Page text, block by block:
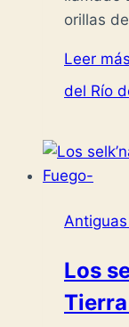
orillas
Leer más
del Río
Los